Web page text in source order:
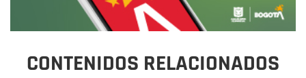
CONTENIDOS RELACIONADOS